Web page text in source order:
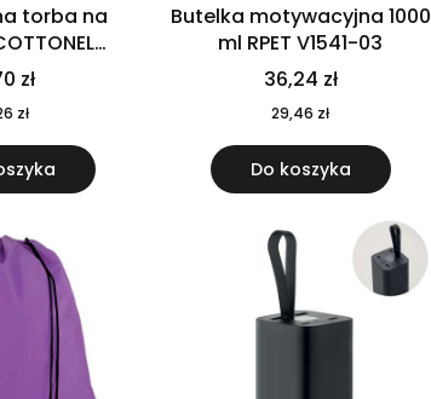
torba na
MO9846-11
zł
zł
Butelka motywacyjna 1000
ml RPET V1541-03
36,24 zł
29,46 zł
Do koszyka